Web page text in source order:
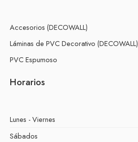
Accesorios (DECOWALL)
Láminas de PVC Decorativo (DECOWALL)
PVC Espumoso
Horarios
Lunes - Viernes
Sábados